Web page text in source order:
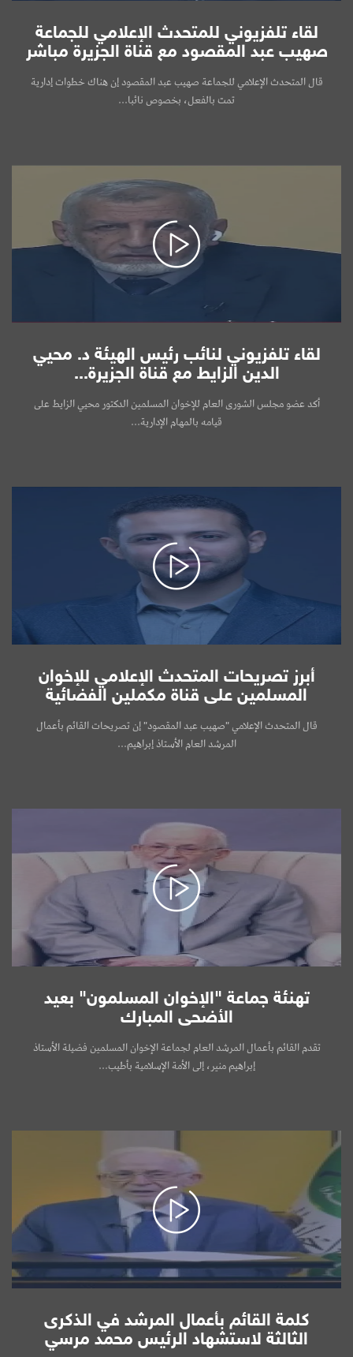
لقاء تلفزيوني للمتحدث الإعلامي للجماعة
صهيب عبد المقصود مع قناة الجزيرة مباشر
قال المتحدث الإعلامي للجماعة صهيب عبد المقصود إن هناك خطوات إدارية
تمت بالفعل، بخصوص نائبا...
لقاء تلفزيوني لنائب رئيس الهيئة د. محيي
الدين الزايط مع قناة الجزيرة...
أكد عضو مجلس الشورى العام للإخوان المسلمين الدكتور محيي الزايط على
قيامه بالمهام الإدارية...
أبرز تصريحات المتحدث الإعلامي للإخوان
المسلمين على قناة مكملين الفضائية
قال المتحدث الإعلامي "صهيب عبد المقصود" إن تصريحات القائم بأعمال
المرشد العام الأستاذ إبراهيم...
تهنئة جماعة "الإخوان المسلمون" بعيد
الأضحى المبارك
تقدم القائم بأعمال المرشد العام لجماعة الإخوان المسلمين فضيلة الأستاذ
إبراهيم منير، إلى الأمة الإسلامية بأطيب...
كلمة القائم بأعمال المرشد في الذكرى
الثالثة لاستشهاد الرئيس محمد مرسي